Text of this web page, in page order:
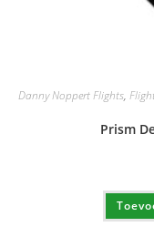
Danny Noppert Flights,
Prism